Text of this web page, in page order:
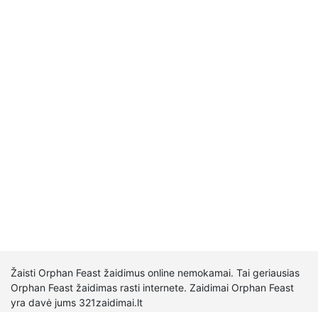
Žaisti Orphan Feast žaidimus online nemokamai. Tai geriausias
Orphan Feast žaidimas rasti internete. Zaidimai Orphan Feast
yra davė jums 321zaidimai.lt